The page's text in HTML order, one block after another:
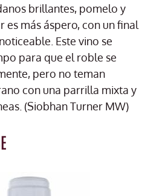
brillantes, pomelo y
es más áspero, con un final
Este vino se
para que el roble se
pero no teman
con una parrilla mixta y
(Siobhan Turner MW)